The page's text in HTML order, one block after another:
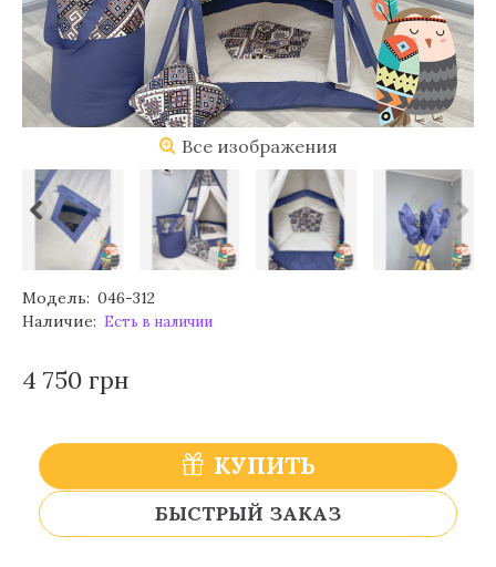
Все изображения
Модель: 046-312
Наличие: Есть в наличии
4 750 грн
КУПИТЬ
БЫСТРЫЙ ЗАКАЗ